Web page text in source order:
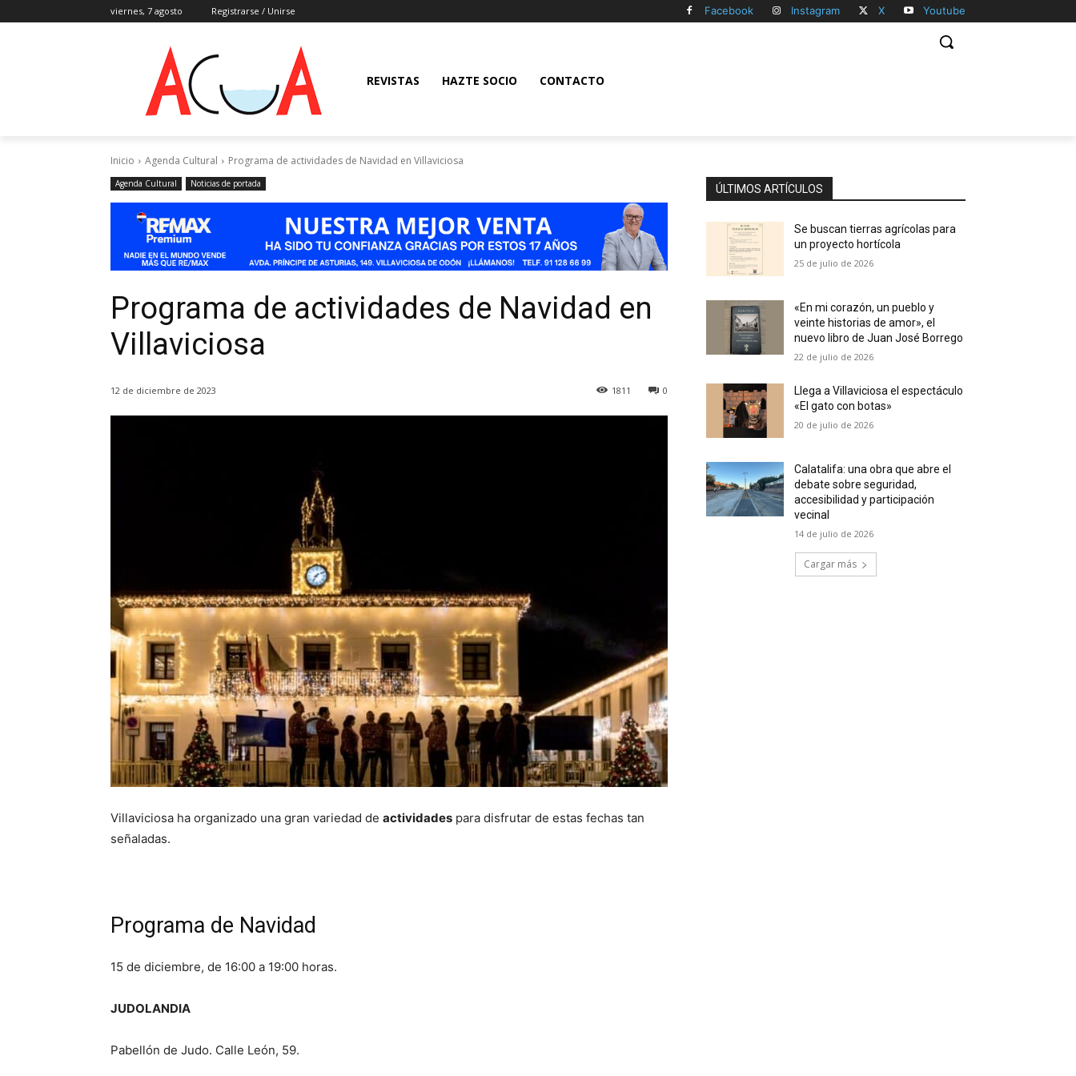
viernes, 7 agosto Registrarse / Unirse Facebook Instagram X Youtube
REVISTAS HAZTE SOCIO CONTACTO
Inicio Agenda Cultural Programa de actividades de Navidad en Villaviciosa
Agenda Cultural Noticias de portada
Programa de actividades de Navidad en
Villaviciosa
12 de diciembre de 2023 0
1811
Villaviciosa ha organizado una gran variedad de actividades para disfrutar de estas fechas tan
señaladas.
Programa de Navidad
15 de diciembre, de 16:00 a 19:00 horas.
JUDOLANDIA
Pabellón de Judo. Calle León, 59.
ÚLTIMOS ARTÍCULOS
Se buscan tierras agrícolas para
un proyecto hortícola
25 de julio de 2026
«En mi corazón, un pueblo y
veinte historias de amor», el
nuevo libro de Juan José Borrego
22 de julio de 2026
Llega a Villaviciosa el espectáculo
«El gato con botas»
20 de julio de 2026
Calatalifa: una obra que abre el
debate sobre seguridad,
accesibilidad y participación
vecinal
14 de julio de 2026
Cargar más